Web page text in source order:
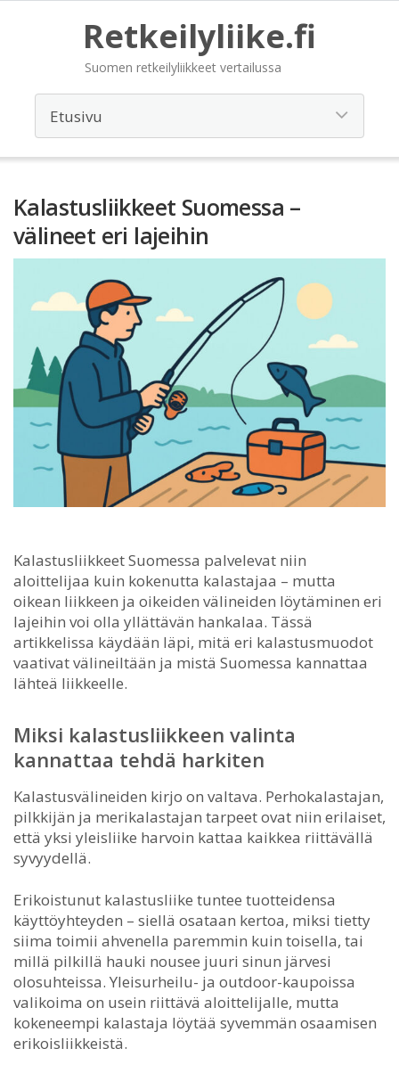
Retkeilyliike.fi
Suomen retkeilyliikkeet vertailussa
Kalastusliikkeet Suomessa –
välineet eri lajeihin
Kalastusliikkeet Suomessa palvelevat niin
aloittelijaa kuin kokenutta kalastajaa – mutta
oikean liikkeen ja oikeiden välineiden löytäminen eri
lajeihin voi olla yllättävän hankalaa. Tässä
artikkelissa käydään läpi, mitä eri kalastusmuodot
vaativat välineiltään ja mistä Suomessa kannattaa
lähteä liikkeelle.
Miksi kalastusliikkeen valinta
kannattaa tehdä harkiten
Kalastusvälineiden kirjo on valtava. Perhokalastajan,
pilkkijän ja merikalastajan tarpeet ovat niin erilaiset,
että yksi yleisliike harvoin kattaa kaikkea riittävällä
syvyydellä.
Erikoistunut kalastusliike tuntee tuotteidensa
käyttöyhteyden – siellä osataan kertoa, miksi tietty
siima toimii ahvenella paremmin kuin toisella, tai
millä pilkillä hauki nousee juuri sinun järvesi
olosuhteissa. Yleisurheilu- ja outdoor-kaupoissa
valikoima on usein riittävä aloittelijalle, mutta
kokeneempi kalastaja löytää syvemmän osaamisen
erikoisliikkeistä.